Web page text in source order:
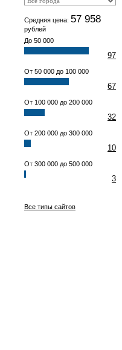
Средняя цена: 57 958
рублей
До 50 000
97
От 50 000 до 100 000
67
От 100 000 до 200 000
32
От 200 000 до 300 000
10
От 300 000 до 500 000
3
Все типы сайтов